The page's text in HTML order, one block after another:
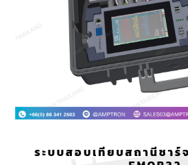
ระบบสอบเทียบสถานีชาร์